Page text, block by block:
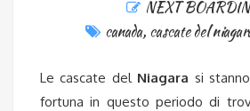
NEXT
canada, cascate del
Le cascate del Niagara si
fortuna in questo periodo di